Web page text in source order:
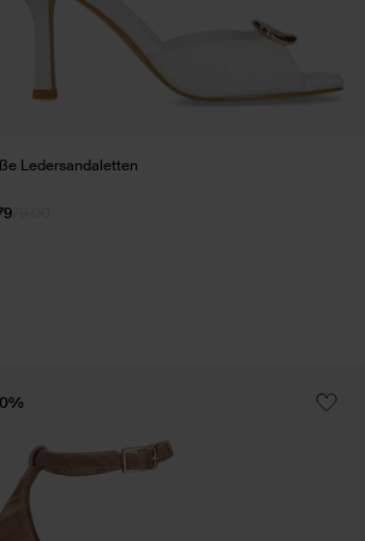
Ledersandaletten
78.00